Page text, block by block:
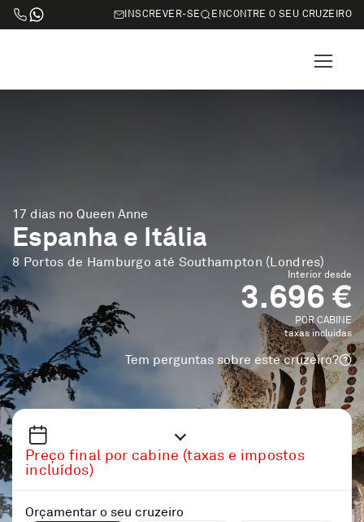
INSCREVER-SE ENCONTRE O SEU CRUZEIRO
17 dias no Queen Anne
Espanha e Itália
8 Portos de Hamburgo até Southampton (Londres)
Interior desde
3.696 €
POR CABINE
taxas incluidas
Tem perguntas sobre este cruzeiro?
Preço final por cabine (taxas e impostos
incluídos)
Orçamentar o seu cruzeiro